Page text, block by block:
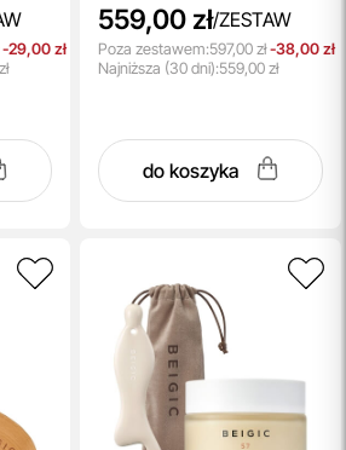
-29,00 zł
559,00 zł/ZESTAW
Poza zestawem:597,00 zł-38,00 zł
Najniższa (30 dni):559,00 zł
do koszyka